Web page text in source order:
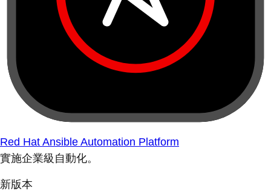
Red Hat Ansible Automation Platform
實施企業級自動化。
新版本